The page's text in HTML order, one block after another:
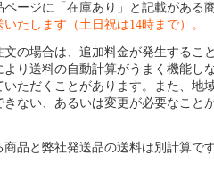
ージに「在庫あり」と記載がある
たします（土日祝は14時まで）。
の場合は、追加料金が発生するこ
より送料の自動計算がうまく機能し
ただくことがあります。また、地
ない、あるいは変更が必要なこと
商品と弊社発送品の送料は別計算で